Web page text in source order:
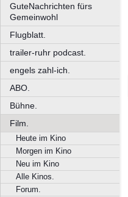
GuteNachrichten fürs
Gemeinwohl
Flugblatt.
trailer-ruhr podcast.
engels zahl-ich.
ABO.
Bühne.
Film.
Heute im Kino
Morgen im Kino
Neu im Kino
Alle Kinos.
Forum.